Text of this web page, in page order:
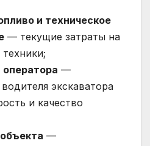
и техническое
— текущие затраты на
—
экскаватора
и качество
—